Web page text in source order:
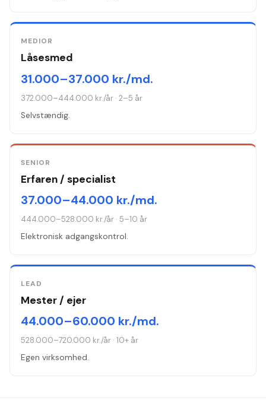
MEDIOR
Låsesmed
31.000–37.000 kr./md.
372.000–444.000 kr./år ·2–5 år
Selvstændig.
SENIOR
Erfaren / specialist
37.000–44.000 kr./md.
444.000–528.000 kr./år ·5–10 år
Elektronisk adgangskontrol.
LEAD
Mester / ejer
44.000–60.000 kr./md.
528.000–720.000 kr./år ·10+ år
Egen virksomhed.